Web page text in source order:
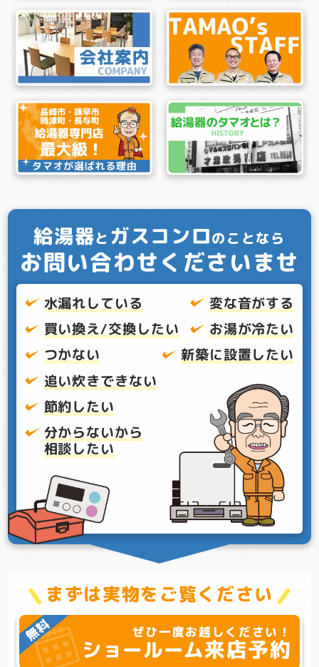
給湯器と ガスコンロのことなら
お問い合わせくださいませ
水漏れしている
変な音がする
買い換え/交換したい
お湯が冷たい
つかない
新築に設置したい
追い炊きできない
節約したい
分からないから
相談したい
まずは実物をご覧ください
ぜひ一度お越しください！
ショールーム来店予約